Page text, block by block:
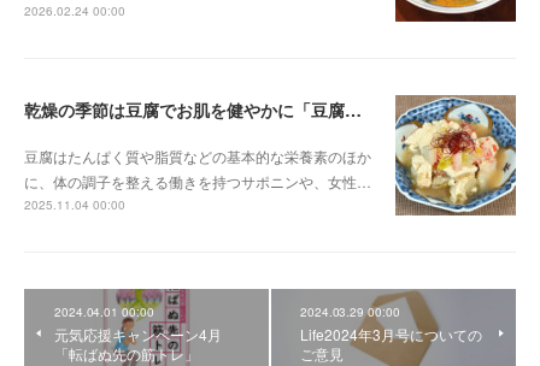
2026.02.24 00:00
乾燥の季節は豆腐でお肌を健やかに「豆腐とカニカマのスープ煮」
豆腐はたんぱく質や脂質などの基本的な栄養素のほか
に、体の調子を整える働きを持つサポニンや、女性…
2025.11.04 00:00
2024.04.01 00:00
元気応援キャンペーン4月
「転ばぬ先の筋トレ」
2024.03.29 00:00
Life2024年3月号についての
ご意見